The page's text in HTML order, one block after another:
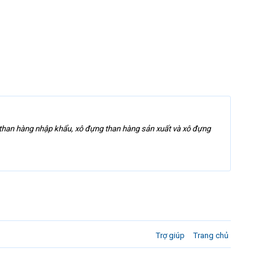
hàng nhập khẩu, xô đựng than hàng sản xuất và xô đựng
Trợ giúp Trang chủ